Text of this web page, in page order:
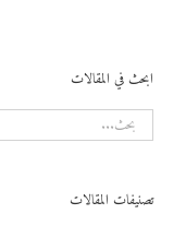
ابحث في المقالات
البحث
عن:
تصنيفات المقالات